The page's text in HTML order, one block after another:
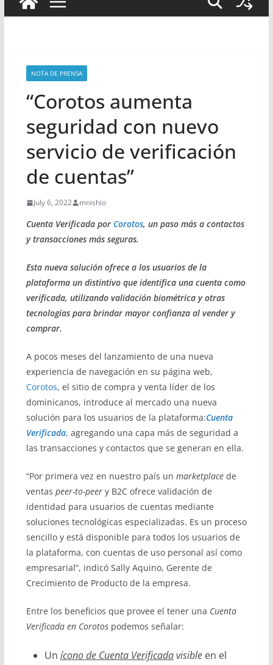
NOTA DE PRENSA
“Corotos aumenta
seguridad con nuevo
servicio de verificación
de cuentas”
July 6, 2022 mnishio
Cuenta Verificada por Corotos, un paso más a contactos
y transacciones más seguras.
Esta nueva solución ofrece a los usuarios de la
plataforma un distintivo que identifica una cuenta como
verificada, utilizando validación biométrica y otras
tecnologías para brindar mayor confianza al vender y
comprar.
A pocos meses del lanzamiento de una nueva
experiencia de navegación en su página web,
Corotos, el sitio de compra y venta líder de los
dominicanos, introduce al mercado una nueva
solución para los usuarios de la plataforma:Cuenta
Verificada, agregando una capa más de seguridad a
las transacciones y contactos que se generan en ella.
“Por primera vez en nuestro país un marketplacede
ventas peer-to-peery B2C ofrece validación de
identidad para usuarios de cuentas mediante
soluciones tecnológicas especializadas. Es un proceso
sencillo y está disponible para todos los usuarios de
la plataforma, con cuentas de uso personal así como
empresarial”, indicó Sally Aquino, Gerente de
Crecimiento de Producto de la empresa.
Entre los beneficios que provee el tener una Cuenta
Verificada en Corotospodemos señalar:
Un ícono de Cuenta Verificadavisibleen el